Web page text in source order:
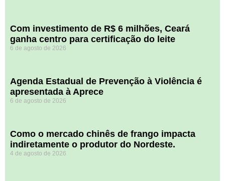
Com investimento de R$ 6 milhões, Ceará
ganha centro para certificação do leite
6 de agosto de 2026
Agenda Estadual de Prevenção à Violência é
apresentada à Aprece
6 de agosto de 2026
​Como o mercado chinês de frango impacta
indiretamente o produtor do Nordeste.
4 de agosto de 2026